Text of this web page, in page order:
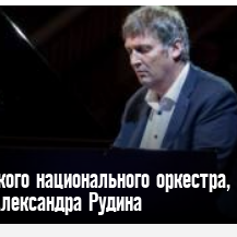
национального
Рудина